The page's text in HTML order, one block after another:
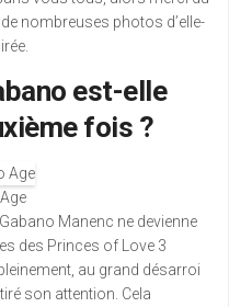
nombreuses photos d’elle-
est-elle
fois ?
Manenc ne devienne
des Princes of Love 3
au grand désarroi
son attention. Cela